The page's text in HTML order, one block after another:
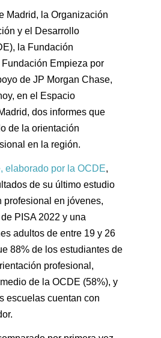
Madrid, la Organización
y el Desarrollo
la Fundación
Empieza por
de JP Morgan Chase,
en el Espacio
dos informes que
de la orientación
en la región.
elaborado por la OCDE,
de su último estudio
profesional en jóvenes,
PISA 2022 y una
adultos de entre 19 y 26
88% de los estudiantes de
profesional,
de la OCDE (58%), y
escuelas cuentan con